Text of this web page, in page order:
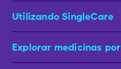
Utilizando SingleCare
Explorar medicinas por